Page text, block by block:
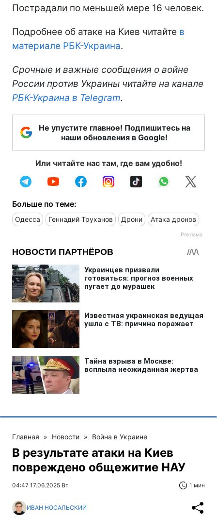
Пострадали по меньшей мере 16 человек.
Подробнее об атаке на Киев читайте в
материале РБК-Украина.
Срочные и важные сообщения о войне
России против Украины читайте на канале
РБК-Украина в Telegram.
Не упустите главное! Подпишитесь на
наши обновления в Google!
Или читайте нас там, где вам удобно!
Больше по теме:
Одесса Геннадий Труханов Дрони Атака дронов
Главная » Новости » Война в Украине
В результате атаки на Киев
повреждено общежитие НАУ
04:47 17.06.2025 Вт 1 мин
ИВАН НОСАЛЬСКИЙ